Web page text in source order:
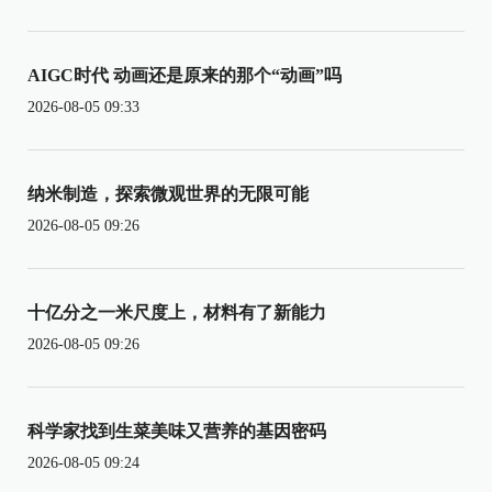
AIGC时代 动画还是原来的那个“动画”吗
2026-08-05 09:33
纳米制造，探索微观世界的无限可能
2026-08-05 09:26
十亿分之一米尺度上，材料有了新能力
2026-08-05 09:26
科学家找到生菜美味又营养的基因密码
2026-08-05 09:24